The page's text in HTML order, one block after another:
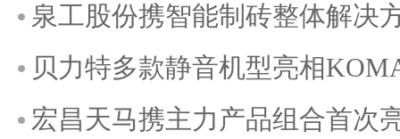
泉工股份携智能制砖整体解决
贝力特多款静音机型亮相
宏昌天马携主力产品组合首次